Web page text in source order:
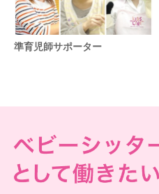
準育児師サポーター